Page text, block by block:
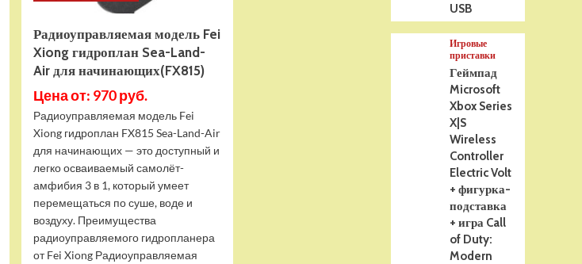
Радиоуправляемая модель Fei
Xiong гидроплан Sea-Land-
Air для начинающих(FX815)
Цена от: 970 руб.
Радиоуправляемая модель Fei
Xiong гидроплан FX815 Sea-Land-Air
для начинающих — это доступный и
легко осваиваемый самолёт-
амфибия 3 в 1, который умеет
перемещаться по суше, воде и
воздуху. Преимущества
радиоуправляемого гидропланера
от Fei Xiong Радиоуправляемая
USB
Игровые
приставки
Геймпад
Microsoft
Xbox Series
X|S
Wireless
Controller
Electric Volt
+ фигурка-
подставка
+ игра Call
of Duty:
Modern